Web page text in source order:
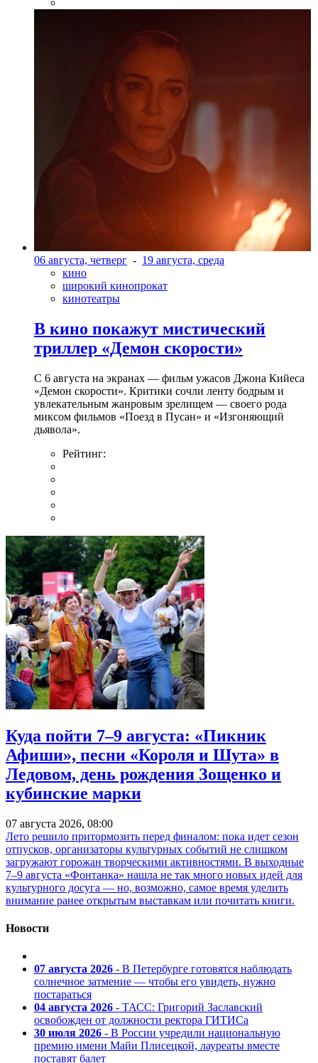
06 августа, четверг - 19 августа, среда
кино
широкий кинопрокат
кинотеатры
В кино покажут мистический
триллер «Демон скорости»
С 6 августа на экранах — фильм ужасов Джона Кийеса
«Демон скорости». Критики сочли ленту бодрым и
увлекательным жанровым зрелищeм — своего рода
миксом фильмов «Поезд в Пусан» и «Изгоняющий
дьявола».
Рейтинг:
Куда пойти 7–9 августа: «Пикник
Афиши», песни «Короля и Шута» в
Ледовом, день рождения Зощенко и
кубинские марки
07 августа 2026, 08:00
Лето решило притормозить перед финалом: пока идет сезон
отпусков, организаторы культурных событий не слишком
загружают горожан творческими активностями. В выходные
7–9 августа «Фонтанка» нашла не так много новых идей для
культурного досуга — но, возможно, самое время уделить
внимание ранее открытым выставкам или почитать книги.
Новости
07 августа 2026 - В Петербурге готовятся наблюдать
солнечное затмение — чтобы его увидеть, нужно
постараться
04 августа 2026 - ТАСС: Григорий Заславский
освобожден от должности ректора ГИТИСа
30 июля 2026 - В России учредили национальную
премию имени Майи Плисецкой, лауреаты вместе
поставят балет